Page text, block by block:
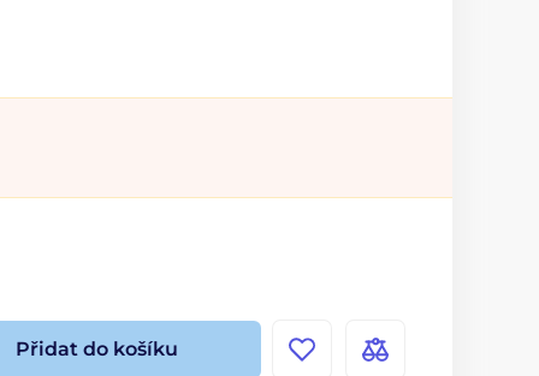
Přidat do košíku